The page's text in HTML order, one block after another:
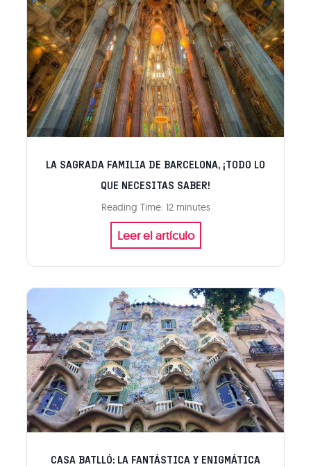
LA SAGRADA FAMILIA DE BARCELONA, ¡TODO LO
QUE NECESITAS SABER!
Reading Time: 12 minutes
Leer el artículoL
a
S
a
g
r
a
d
a
F
a
i
CASA BATLLÓ: LA FANTÁSTICA Y ENIGMÁTICA